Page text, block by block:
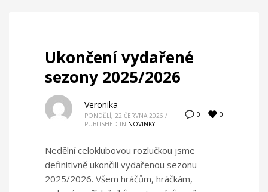
Ukončení vydařené
sezony 2025/2026
0 0
Veronika
PONDĚLÍ, 22 ČERVNA 2026 /
PUBLISHED IN NOVINKY
Nedělní celoklubovou rozlučkou jsme
definitivně ukončili vydařenou sezonu
2025/2026. Všem hráčům, hráčkám,